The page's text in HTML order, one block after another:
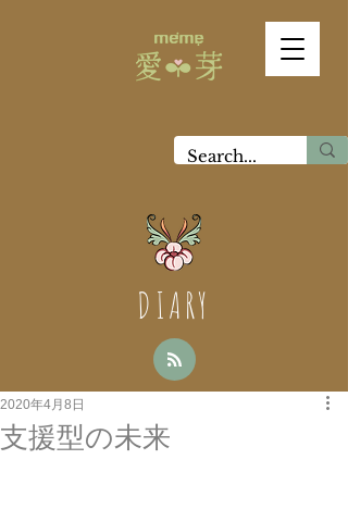
DIARY
支援型の未来
2020年4月8日